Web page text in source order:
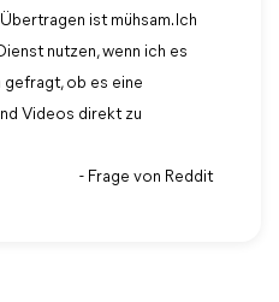
ist mühsam. Ich
nutzen, wenn ich es
gefragt, ob es eine
Videos direkt zu
- Frage von Reddit